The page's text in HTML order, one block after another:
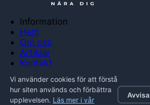
Information
Hem
Om oss
Artiklar
Kontakt
Integritetspolicy
Vi använder cookies för att förstå
hur siten används och förbättra
upplevelsen. Läs mer i vår
Avvisa